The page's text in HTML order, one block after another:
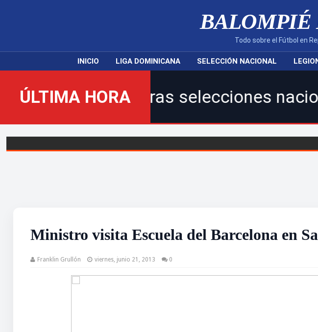
Todo sobre el Fútbol en
INICIO LIGA DOMINICANA SELECCIÓN NACIONAL
ÚLTIMA HORA
nuestras selecciones nacionales y
Ministro visita Escuela del Barcelona en
Franklin Grullón viernes, junio 21, 2013 0